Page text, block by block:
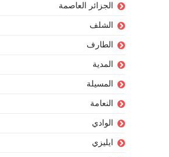
الجزائر العاصمة
الشلف
الطارف
المدية
المسيلة
النعامة
الوادي
ايليزي